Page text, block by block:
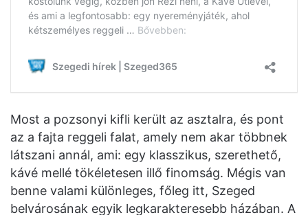
Most a pozsonyi kifli került az asztalra, és pont
az a fajta reggeli falat, amely nem akar többnek
látszani annál, ami: egy klasszikus, szerethető,
kávé mellé tökéletesen illő finomság. Mégis van
benne valami különleges, főleg itt, Szeged
belvárosának egyik legkarakteresebb házában. A